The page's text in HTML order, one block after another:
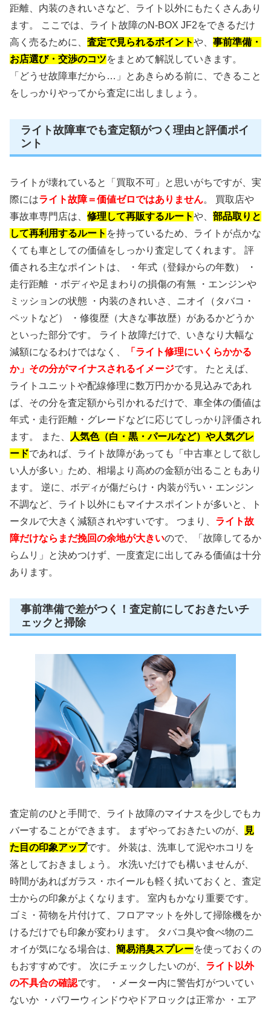
距離、内装のきれいさなど、ライト以外にもたくさんあり
ます。 ここでは、ライト故障のN-BOX JF2をできるだけ
高く売るために、 査定で見られるポイントや、 事前準備・
お店選び・交渉のコツをまとめて解説していきます。
「どうせ故障車だから…」とあきらめる前に、できること
をしっかりやってから査定に出しましょう。
ライト故障車でも査定額がつく理由と評価ポイ
ント
ライトが壊れていると「買取不可」と思いがちですが、実
際にはライト故障＝価値ゼロではありません。 買取店や
事故車専門店は、 修理して再販するルートや、 部品取りと
して再利用するルート を持っているため、ライトが点かな
くても車としての価値をしっかり査定してくれます。 評
価される主なポイントは、 ・年式（登録からの年数） ・
走行距離 ・ボディや足まわりの損傷の有無 ・エンジンや
ミッションの状態 ・内装のきれいさ、ニオイ（タバコ・
ペットなど） ・修復歴（大きな事故歴）があるかどうか
といった部分です。 ライト故障だけで、いきなり大幅な
減額になるわけではなく、
「ライト修理にいくらかかる
か」その分がマイナスされるイメージです。 たとえば、
ライトユニットや配線修理に数万円かかる見込みであれ
ば、その分を査定額から引かれるだけで、車全体の価値は
年式・走行距離・グレードなどに応じてしっかり評価され
ます。 また、
人気色（白・黒・パールなど）や人気グレ
ードであれば、ライト故障があっても「中古車として欲し
い人が多い」ため、相場より高めの金額が出ることもあり
ます。 逆に、ボディが傷だらけ・内装が汚い・エンジン
不調など、ライト以外にもマイナスポイントが多いと、ト
ータルで大きく減額されやすいです。 つまり、 ライト故
障だけならまだ挽回の余地が大きいので、「故障してるか
らムリ」と決めつけず、一度査定に出してみる価値は十分
あります。
事前準備で差がつく！査定前にしておきたいチ
ェックと掃除
査定前のひと手間で、ライト故障のマイナスを少しでもカ
バーすることができます。 まずやっておきたいのが、
見
た目の印象アップです。 外装は、洗車して泥やホコリを
落としておきましょう。 水洗いだけでも構いませんが、
時間があればガラス・ホイールも軽く拭いておくと、査定
士からの印象がよくなります。 室内もかなり重要です。
ゴミ・荷物を片付けて、フロアマットを外して掃除機をか
けるだけでも印象が変わります。 タバコ臭や食べ物のニ
オイが気になる場合は、 簡易消臭スプレーを使っておくの
もおすすめです。 次にチェックしたいのが、 ライト以外
の不具合の確認です。 ・メーター内に警告灯がついてい
ないか ・パワーウィンドウやドアロックは正常か ・エア